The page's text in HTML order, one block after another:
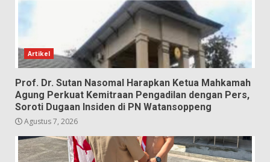
Artikel
Prof. Dr. Sutan Nasomal Harapkan Ketua Mahkamah
Agung Perkuat Kemitraan Pengadilan dengan Pers,
Soroti Dugaan Insiden di PN Watansoppeng
Agustus 7, 2026